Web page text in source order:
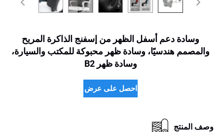
وسادة دعم أسفل الظهر من إسفنج الذاكرة المريح
والمصمم هندسيًا، وسادة ظهر محبوكة للمكتب والسيارة،
وسادة ظهر B2
احصل على عرض سعر
وصف المنتج